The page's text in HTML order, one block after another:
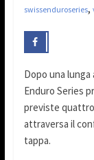
swissenduroseries,
Dopo una
Enduro Series
previste
attraversa il
tappa.